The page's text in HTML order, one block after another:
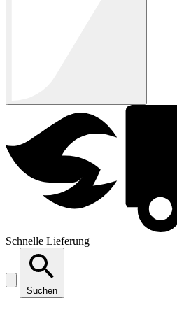
Schnelle Lieferung
Suchen